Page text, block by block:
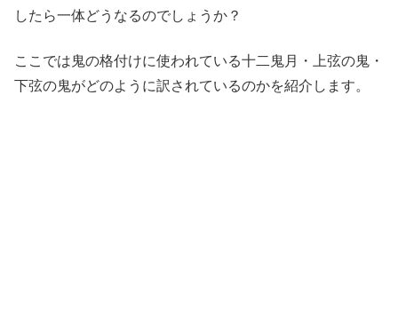
したら一体どうなるのでしょうか？
ここでは鬼の格付けに使われている十二鬼月・上弦の鬼・
下弦の鬼がどのように訳されているのかを紹介します。